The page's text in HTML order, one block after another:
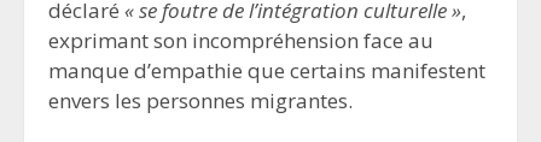
déclaré « se foutre de l’intégration culturelle »,
exprimant son incompréhension face au
manque d’empathie que certains manifestent
envers les personnes migrantes.